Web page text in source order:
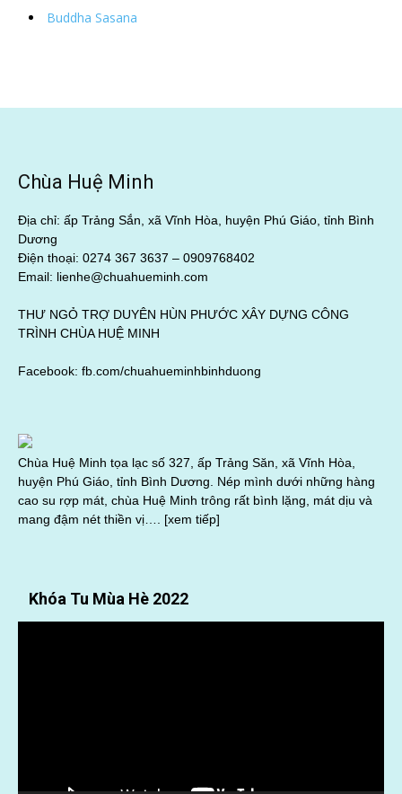
Buddha Sasana
Chùa Huệ Minh
Địa chỉ: ấp Trảng Sắn, xã Vĩnh Hòa, huyện Phú Giáo, tỉnh Bình
Dương
Điện thoại: 0274 367 3637 – 0909768402
Email: lienhe@chuahueminh.com
THƯ NGỎ TRỢ DUYÊN HÙN PHƯỚC XÂY DỰNG CÔNG
TRÌNH CHÙA HUỆ MINH
Facebook: fb.com/chuahueminhbinhduong
Chùa Huệ Minh tọa lạc số 327, ấp Trảng Săn, xã Vĩnh Hòa,
huyện Phú Giáo, tỉnh Bình Dương. Nép mình dưới những hàng
cao su rợp mát, chùa Huệ Minh trông rất bình lặng, mát dịu và
mang đậm nét thiền vị…. [xem tiếp]
Khóa Tu Mùa Hè 2022